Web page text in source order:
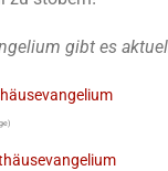
gibt es